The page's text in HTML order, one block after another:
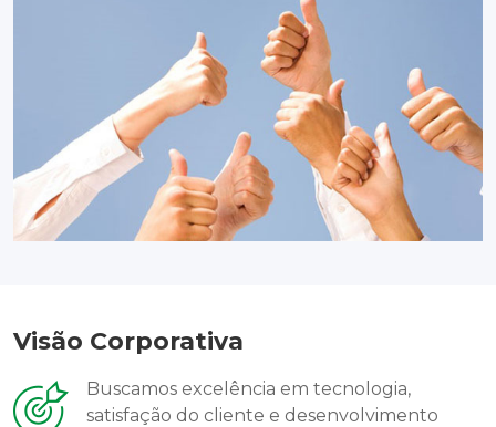
Visão Corporativa
Buscamos excelência em tecnologia,
satisfação do cliente e desenvolvimento